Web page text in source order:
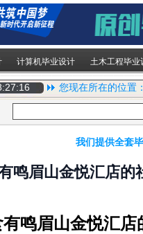
计算机毕业设计 土木工程毕业
您现在所在的位置
我们提供全套
鸣眉山金悦汇店的
有鸣眉山金悦汇